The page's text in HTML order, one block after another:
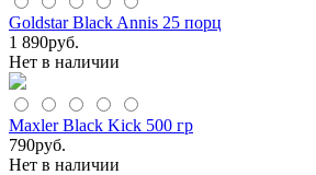
Goldstar Black Annis 25 порц
1 890руб.
Нет в наличии
Maxler Black Kick 500 гр
790руб.
Нет в наличии